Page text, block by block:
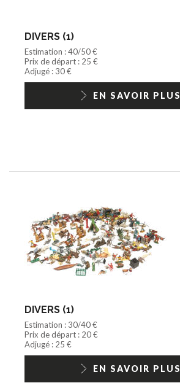
DIVERS (1)
Estimation : 40/50 €
Prix de départ : 25 €
Adjugé : 30 €
EN SAVOIR PLUS
DIVERS (1)
Estimation : 30/40 €
Prix de départ : 20 €
Adjugé : 25 €
EN SAVOIR PLUS